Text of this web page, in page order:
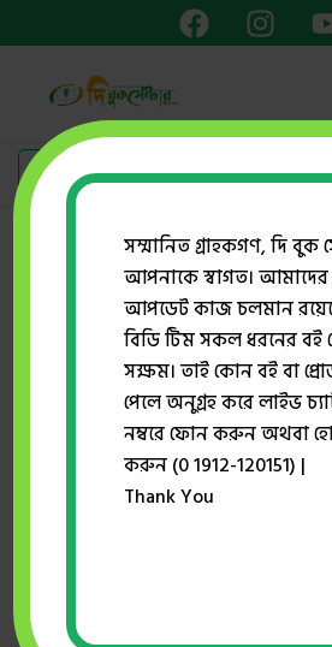
Showing the single result
Show sidebar
সম্মানিত গ্রাহকগণ, দি বুক
আপনাকে স্বাগত। আমাদের
আপডেট কাজ চলমান
বিডি টিম সকল ধরনের বই
সক্ষম। তাই কোন বই বা
পেলে অনুগ্রহ করে লাইভ
নম্বরে ফোন করুন অথবা
করুন (0 1912-120151) |
Thank You